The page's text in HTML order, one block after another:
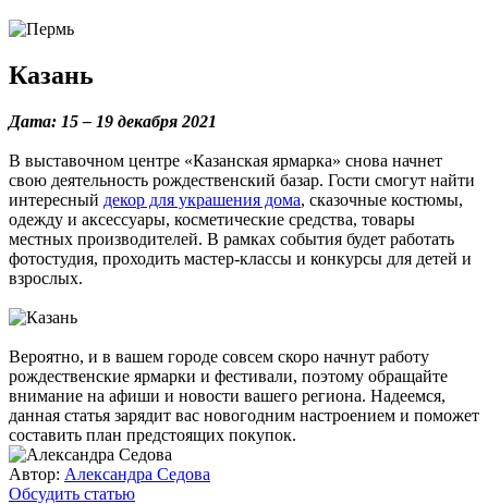
Казань
Дата: 15 – 19 декабря 2021
В выставочном центре «Казанская ярмарка» снова начнет
свою деятельность рождественский базар. Гости смогут найти
интересный декор для украшения дома, сказочные костюмы,
одежду и аксессуары, косметические средства, товары
местных производителей. В рамках события будет работать
фотостудия, проходить мастер-классы и конкурсы для детей и
взрослых.
Вероятно, и в вашем городе совсем скоро начнут работу
рождественские ярмарки и фестивали, поэтому обращайте
внимание на афиши и новости вашего региона. Надеемся,
данная статья зарядит вас новогодним настроением и поможет
составить план предстоящих покупок.
Автор: Александра Седова
Обсудить статью